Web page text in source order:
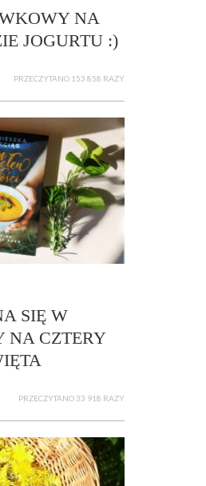
NA
JOGURTU :)
PRZECZYTANO 153 858 RAZY
SIĘ W
NA CZTERY
PRZECZYTANO 33 918 RAZY